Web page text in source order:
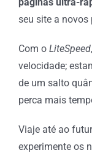
seu site a novos
Com o LiteSpeed
velocidade;
de um salto
perca mais
Viaje até ao
experimente os